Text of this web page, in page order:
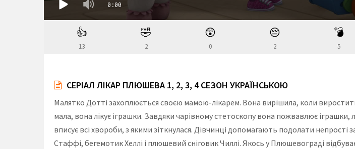
👍
13
🤣
2
😲
0
😔
2
💣
5
СЕРІАЛ ЛІКАР ПЛЮШЕВА 1, 2, 3, 4 СЕЗОН УКРАЇНСЬКОЮ
Малятко Дотті захоплюється своєю мамою-лікарем. Вона вирішила, коли
мала, вона лікує іграшки. Завдяки чарівному стетоскопу вона пожвавлює
вписує всі хвороби, з якими зіткнулася. Дівчинці допомагають подолати
Стаффі, бегемотик Хеллі і плюшевий сніговик Чиллі. Якось у Плюшевограді